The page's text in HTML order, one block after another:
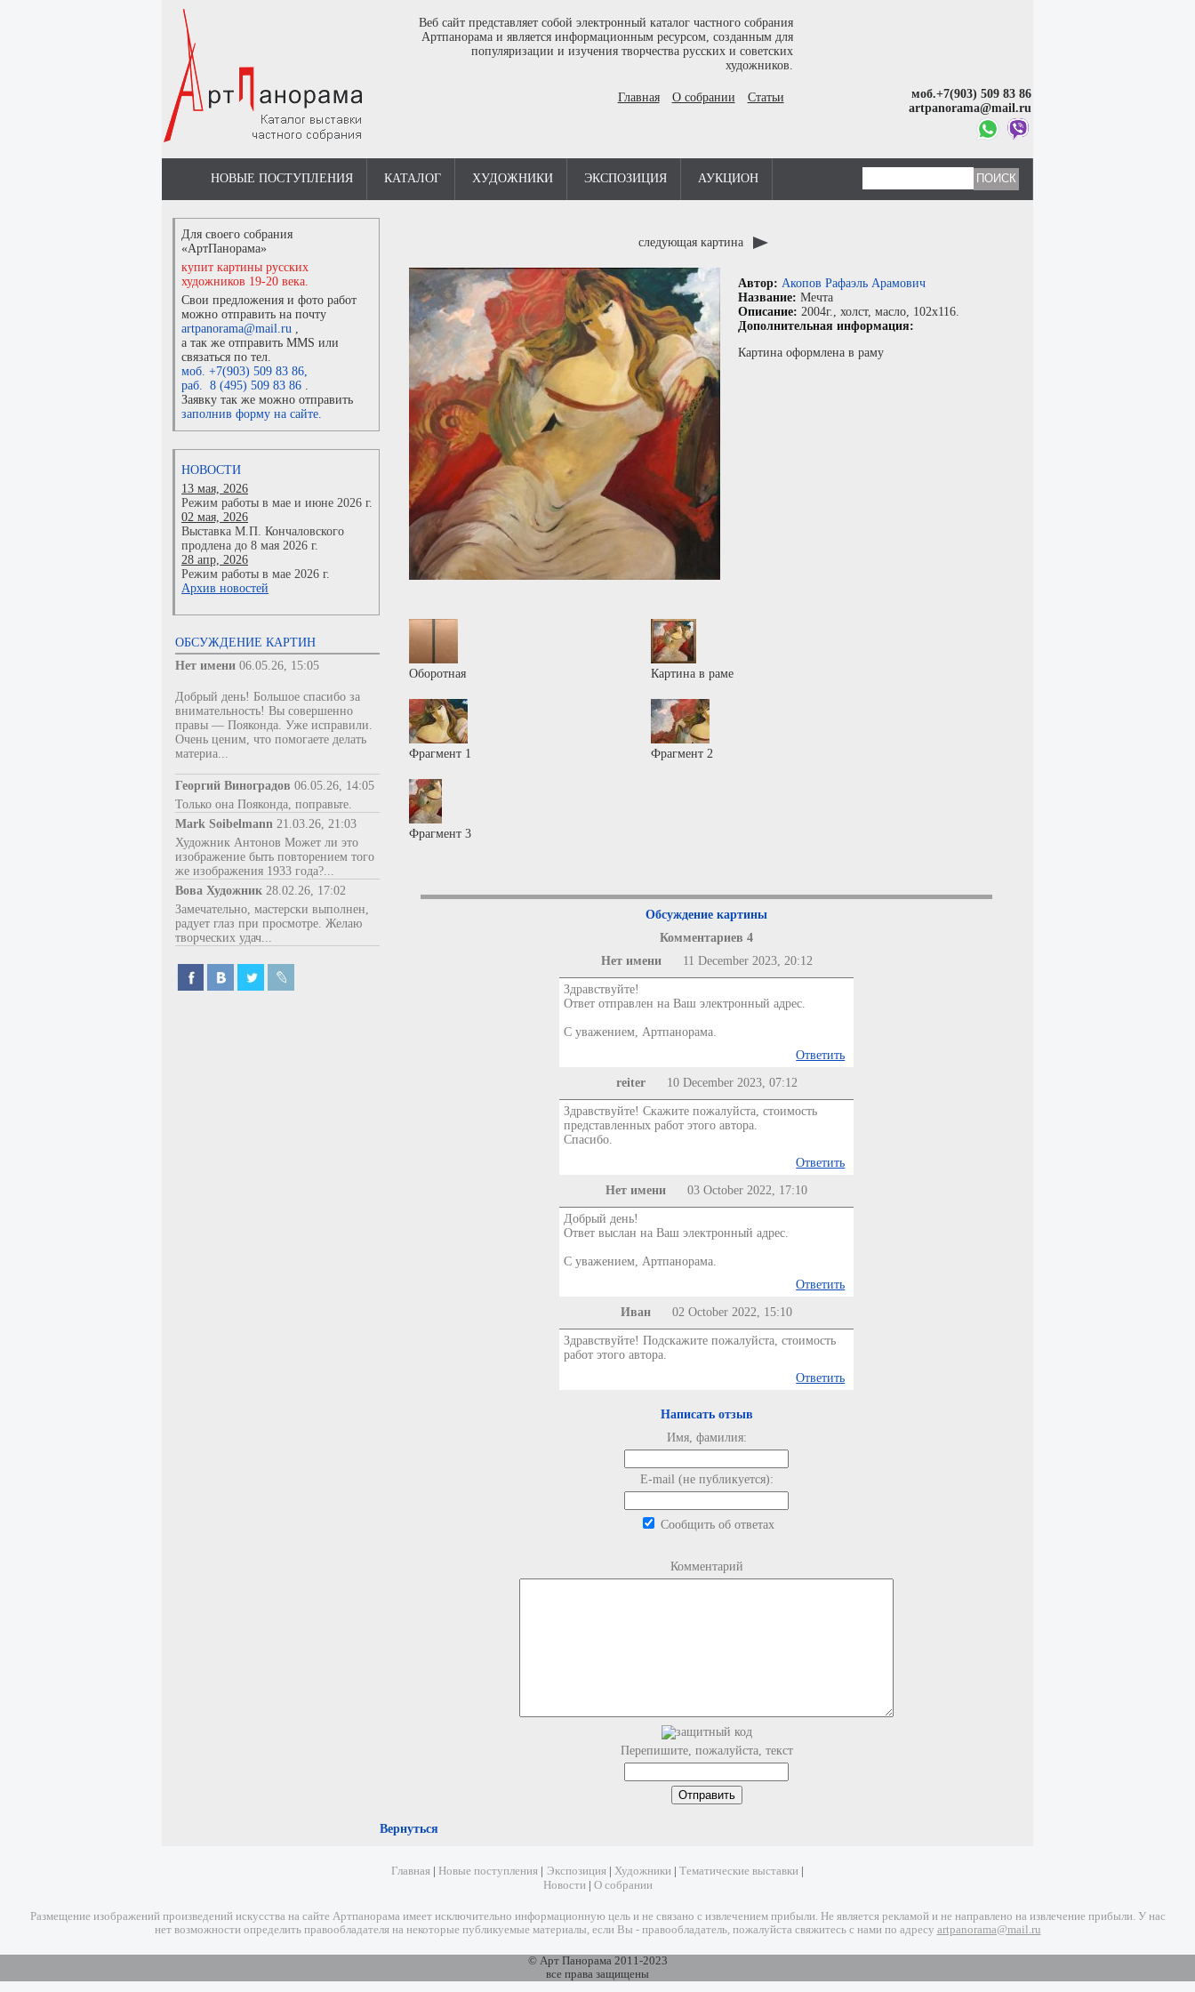
Веб сайт представляет собой электронный каталог частного собрания
Артпанорама и является информационным ресурсом, созданным для
популяризации и изучения творчества русских и советских
художников.
Главная О собрании Статьи
моб.+7(903) 509 83 86
artpanorama@mail.ru
НОВЫЕ ПОСТУПЛЕНИЯ КАТАЛОГ ХУДОЖНИКИ ЭКСПОЗИЦИЯ АУКЦИОН
Для своего собрания
«АртПанорама»
купит картины русских
художников 19-20 века.
Свои предложения и фото работ
можно отправить на почту
artpanorama@mail.ru ,
а так же отправить MMS или
связаться по тел.
моб. +7(903) 509 83 86,
раб. 8 (495) 509 83 86 .
Заявку так же можно отправить
заполнив форму на сайте.
НОВОСТИ
13 мая, 2026
Режим работы в мае и июне 2026 г.
02 мая, 2026
Выставка М.П. Кончаловского
продлена до 8 мая 2026 г.
28 апр, 2026
Режим работы в мае 2026 г.
Архив новостей
ОБСУЖДЕНИЕ КАРТИН
Нет имени 06.05.26, 15:05
Добрый день! Большое спасибо за
внимательность! Вы совершенно
правы — Пояконда. Уже исправили.
Очень ценим, что помогаете делать
материа...
Георгий Виноградов 06.05.26, 14:05
Только она Пояконда, поправьте.
Mark Soibelmann 21.03.26, 21:03
Художник Антонов Может ли это
изображение быть повторением того
же изображения 1933 года?...
Вова Художник 28.02.26, 17:02
Замечательно, мастерски выполнен,
радует глаз при просмотре. Желаю
творческих удач...
следующая картина
Автор: Акопов Рафаэль Арамович
Название: Мечта
Описание: 2004г., холст, масло, 102x116.
Дополнительная информация:
Картина оформлена в раму
Оборотная Картина в раме
Фрагмент 1 Фрагмент 2
Фрагмент 3
Обсуждение картины
Комментариев 4
Нет имени
11 December 2023, 20:12
Здравствуйте!
Ответ отправлен на Ваш электронный адрес.
С уважением, Артпанорама.
Ответить
reiter 10 December 2023, 07:12
Здравствуйте! Скажите пожалуйста, стоимость
представленных работ этого автора.
Спасибо.
Ответить
Нет имени 03 October 2022, 17:10
Добрый день!
Ответ выслан на Ваш электронный адрес.
С уважением, Артпанорама.
Ответить
Иван 02 October 2022, 15:10
Здравствуйте! Подскажите пожалуйста, стоимость
работ этого автора.
Ответить
Написать отзыв
Имя, фамилия:
E-mail (не публикуется):
Сообщить об ответах
Комментарий
Перепишите, пожалуйста, текст
Вернуться
Главная Новые поступления Экспозиция Художники Тематические выставки
Новости| О собрании
Размещение изображений произведений искусства на сайте Артпанорама имеет исключительно информационную цель и не связано с извлечением прибыли. Не является рекламой и не направлено на извлечение прибыли. У нас
нет возможности определить правообладателя на некоторые публикуемые материалы, если Вы - правообладатель, пожалуйста свяжитесь с нами по адресу artpanorama@mail.ru
© Арт Панорама 2011-2023
все права защищены